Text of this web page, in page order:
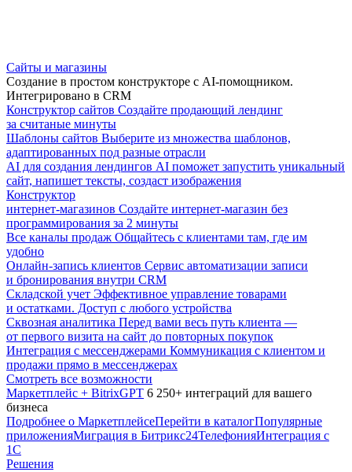
Сайты и магазины
Создание в простом конструкторе с AI-помощником.
Интегрировано в CRM
Конструктор сайтов Создайте продающий лендинг
за считаные минуты
Шаблоны сайтов Выберите из множества шаблонов,
адаптированных под разные отрасли
AI для создания лендингов AI поможет запустить уникальный
сайт, напишет тексты, создаст изображения
Конструктор
интернет-магазинов Создайте интернет-магазин без
программирования за 2 минуты
Все каналы продаж Общайтесь с клиентами там, где им
удобно
Онлайн-запись клиентов Сервис автоматизации записи
и бронирования внутри CRM
Складской учет Эффективное управление товарами
и остатками. Доступ с любого устройства
Сквозная аналитика Перед вами весь путь клиента —
от первого визита на сайт до повторных покупок
Интеграция с мессенджерами Коммуникация с клиентом и
продажи прямо в мессенджерах
Смотреть все возможности
Маркетплейс + BitrixGPT 6 250+ интеграций для вашего
бизнеса
Подробнее о МаркетплейсеПерейти в каталогПопулярные
приложенияМиграция в Битрикс24ТелефонияИнтеграция с
1С
Решения